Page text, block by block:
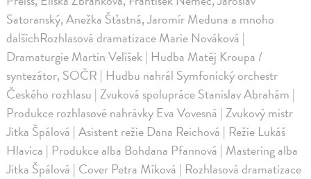
Satoranský, Anežka Šťastná, Jaromír Meduna a mnoho
dalšíchRozhlasová dramatizace Marie Nováková |
Dramaturgie Martin Velíšek | Hudba Matěj Kroupa /
syntezátor, SOČR | Hudbu nahrál Symfonický orchestr
Českého rozhlasu | Zvuková spolupráce Stanislav Abrahám |
Produkce rozhlasové nahrávky Eva Vovesná | Zvukový mistr
Jitka Špálová | Asistent režie Dana Reichová | Režie Lukáš
Hlavica | Produkce alba Bohdana Pfannová | Mastering alba
Jitka Špálová | Cover Petra Míková | Rozhlasová dramatizace